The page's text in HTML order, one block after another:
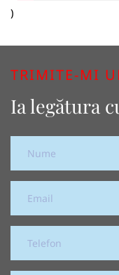
)
TRIMITE-MI
Ia legătura